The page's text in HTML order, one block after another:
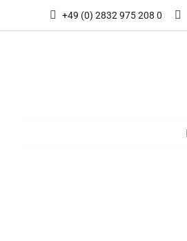
+49 (0) 2832 975 208 0